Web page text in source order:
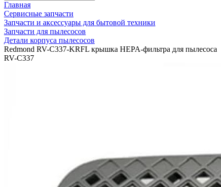
Главная
Сервисные запчасти
Запчасти и аксессуары для бытовой техники
Запчасти для пылесосов
Детали корпуса пылесосов
Redmond RV-C337-KRFL крышка HEPA-фильтра для пылесоса
RV-C337